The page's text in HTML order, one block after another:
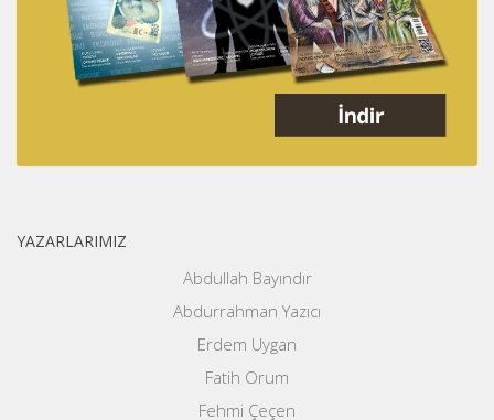
YAZARLARIMIZ
Abdullah Bayındır
Abdurrahman Yazıcı
Erdem Uygan
Fatih Orum
Fehmi Çeçen